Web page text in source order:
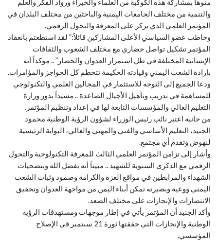
منوهاً بمشاركة هذه الكوكبة من العلماء والخبراء ورواد الفكر والعلم
والتنمية من مختلف الجامعات اليمنية والباحثين من مختلف البلدان في
المؤتمر العلمي الذي يركز على المعرفة والتحول الرقمي.
وخاطب عضو السياسي الأعلى المشاركين قائلاً:” لقد استطعتم بانعقاد
المؤتمر تشكيل تواصل حضاري مع مختلف الشعوب والثقافات
الإنسانية المختلفة في ظل استمرار العدوان والحصار” .. مؤكداً أنه
بإرادة الشعب اليمني وقيادته الحكيمة تتحطم كل الحواجز والمؤامرات.
ودعا الجميع إلى التوجه للاستثمار في المجالين العلمي والتكنولوجي
للمساهمة في تدريب وتأهيل الأجيال الصاعدة .. مشيداً بدور وزارة
التعليم العالي والمؤسسات التابعة لها في إعداد وتنظيم المؤتمر.
من جانبه اعتبر نائب رئيس الوزراء لشؤون الرؤية الوطنية محمود
الجنيد، التعليم الأساسي والفني والمهني والعالي، البوابة الرئيسية
لنهوض وتقدم أي مجتمع.
وأشار إلى تزامن المؤتمر العلمي الثالث للمعرفة التكنولوجية والتحول
الرقمي مع الذكرى السنوية للشهيد .. مبيناً أنه بفضل الله وبتضحيات
الشهداء والمرابطين في مواقع العزة والكرامة وصمود وثبات الشعب
اليمني ووعيه وبصيرته تمكن أبناء اليمن من مواجهة العدوان وتحقيق
الانتصارات والإنجازات على مختلف الصعد.
وأكد الجنيد أن المؤتمر يأتي في إطار موجهات ومستهدفات الرؤية
الوطنية والإنجازات التي حققتها ثورة 21 سبتمبر في الإصلاح
المؤسسي.